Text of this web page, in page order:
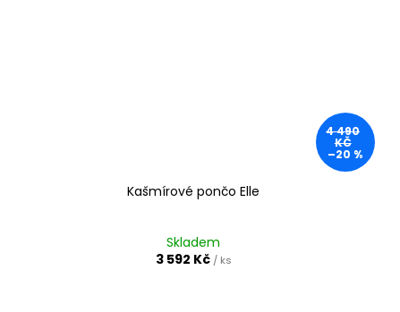
4 490
KČ
–20 %
Kašmírové pončo Elle
Skladem
3 592 Kč / ks